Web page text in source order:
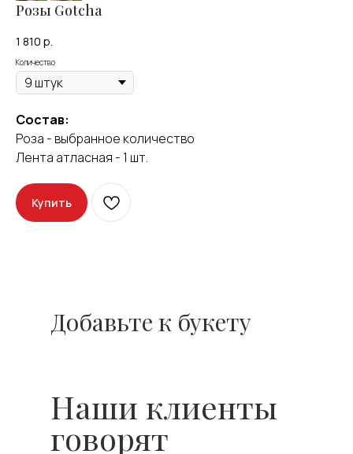
Розы Gotcha
1 810 р.
Количество
Состав:
Роза - выбранное количество
Лента атласная - 1 шт.
Купить
Добавьте к букету
Наши клиенты
говорят